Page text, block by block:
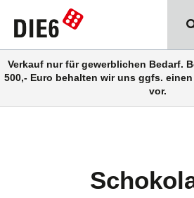
Verkauf nur für gewerblichen Bedarf.
500,- Euro behalten wir uns ggfs.
vor.